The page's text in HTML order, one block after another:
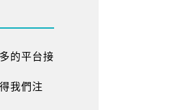
的平台接
我們注